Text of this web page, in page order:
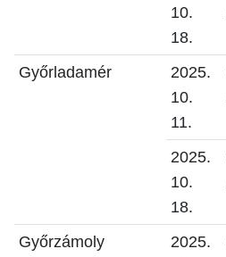
10.
18.
Győrladamér
2025.
10.
11.
2025.
10.
18.
Győrzámoly
2025.